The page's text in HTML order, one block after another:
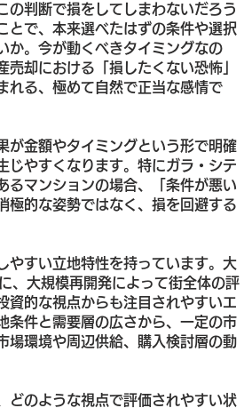
の判断で損をしてしまわないだろう
とで、本来選べたはずの条件や選択
か。今が動くべきタイミングなの
却における「損したくない恐怖」
れる、極めて自然で正当な感情で
が金額やタイミングという形で明確
じやすくなります。特にガラ・シテ
るマンションの場合、「条件が悪い
極的な姿勢ではなく、損を回避する
やすい立地特性を持っています。大
、大規模再開発によって街全体の評
資的な視点からも注目されやすいエ
条件と需要層の広さから、一定の市
場環境や周辺供給、購入検討層の動
どのような視点で評価されやすい状